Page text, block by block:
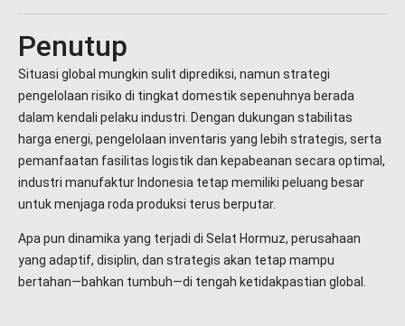
Penutup
Situasi global mungkin sulit diprediksi, namun strategi
pengelolaan risiko di tingkat domestik sepenuhnya berada
dalam kendali pelaku industri. Dengan dukungan stabilitas
harga energi, pengelolaan inventaris yang lebih strategis, serta
pemanfaatan fasilitas logistik dan kepabeanan secara optimal,
industri manufaktur Indonesia tetap memiliki peluang besar
untuk menjaga roda produksi terus berputar.
Apa pun dinamika yang terjadi di Selat Hormuz, perusahaan
yang adaptif, disiplin, dan strategis akan tetap mampu
bertahan—bahkan tumbuh—di tengah ketidakpastian global.